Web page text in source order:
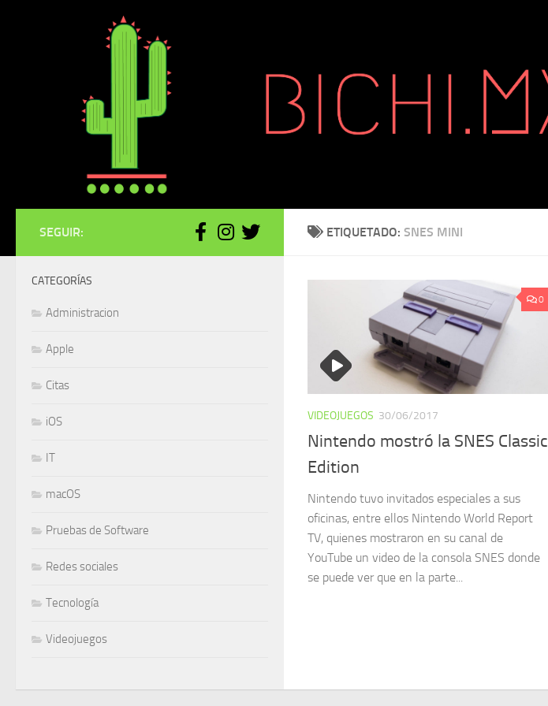
Saltar al contenido
ETIQUETADO: SNES MINI
0
VIDEOJUEGOS 30/06/2017
Nintendo mostró la SNES Classic
Edition
Nintendo tuvo invitados especiales a sus
oficinas, entre ellos Nintendo World Report
TV, quienes mostraron en su canal de
YouTube un video de la consola SNES donde
se puede ver que en la parte...
SEGUIR:
CATEGORÍAS
Administracion
Apple
Citas
iOS
IT
macOS
Pruebas de Software
Redes sociales
Tecnología
Videojuegos